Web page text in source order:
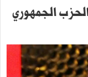
الجمهوري